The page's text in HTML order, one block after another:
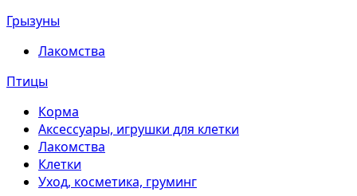
Грызуны
Лакомства
Птицы
Корма
Аксессуары, игрушки для клетки
Лакомства
Клетки
Уход, косметика, груминг